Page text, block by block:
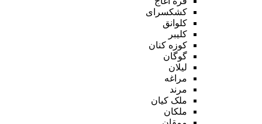
کشکسرای
کلوانق
کلیبر
کوزه کنان
گوگان
لیلان
مراغه
مرند
ملک کیان
ملکان